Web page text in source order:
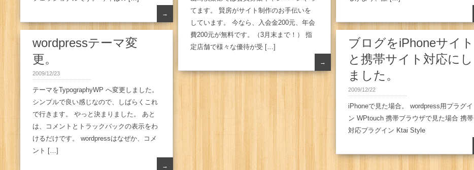
→
てます。 賢房がサイト制作のお手伝いを
しています。 今なら、入会金200元、年会
費200元が無料です。（3月末まで！） 指
定店舗で様々な優待が受 […]
→
wordpressテーマ変
更。
2009/12/23
テーマをTypographyWP へ変更しました。
シンプルで良い感じなので、しばらくこれ
で行きます。 やっと決まりました。 あと
は、コメントとトラックバックの表示をわ
けるだけです。 wordpressはなぜか、コメ
ント […]
→
ブログをiPhoneサイト
と携帯サイト対応にし
ました。
2009/12/22
iPhoneで見た場合。 wordpress用プラグイ
ン WPtouch 携帯ブラウザで見た場合 携帯
対応プラグイン Ktai Style